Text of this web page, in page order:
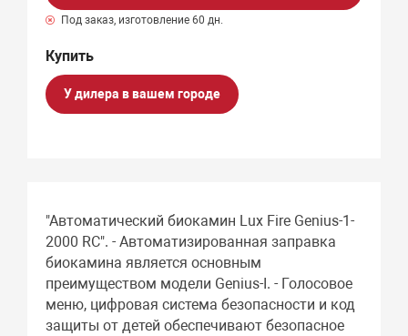
Под заказ, изготовление 60 дн.
У дилера в вашем городе
"Автоматический биокамин Lux Fire Genius-1-
2000 RC". - Автоматизированная заправка
биокамина является основным
преимуществом модели Genius-I. - Голосовое
меню, цифровая система безопасности и код
защиты от детей обеспечивают безопасное